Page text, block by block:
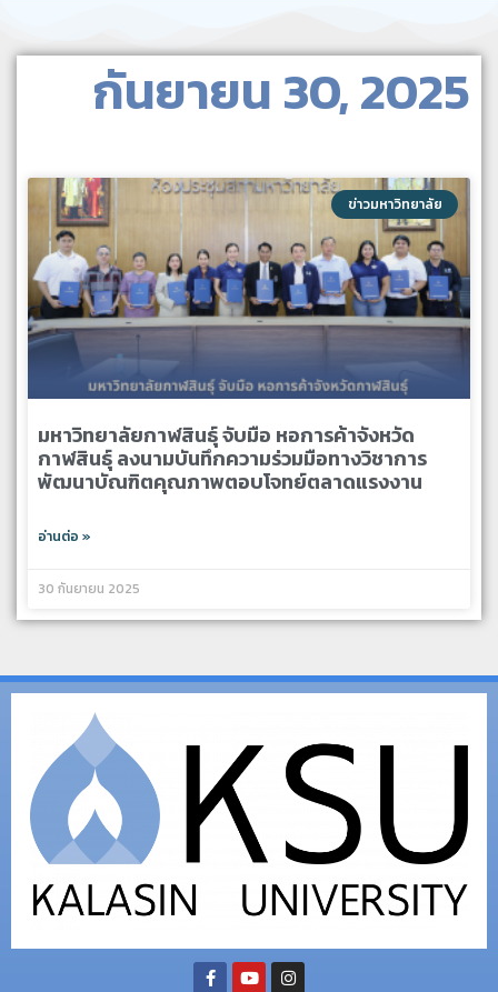
กันยายน 30, 2025
ข่าวมหาวิทยาลัย
มหาวิทยาลัยกาฬสินธุ์ จับมือ หอการค้าจังหวัด
กาฬสินธุ์ ลงนามบันทึกความร่วมมือทางวิชาการ
พัฒนาบัณฑิตคุณภาพตอบโจทย์ตลาดแรงงาน
อ่านต่อ »
30 กันยายน 2025